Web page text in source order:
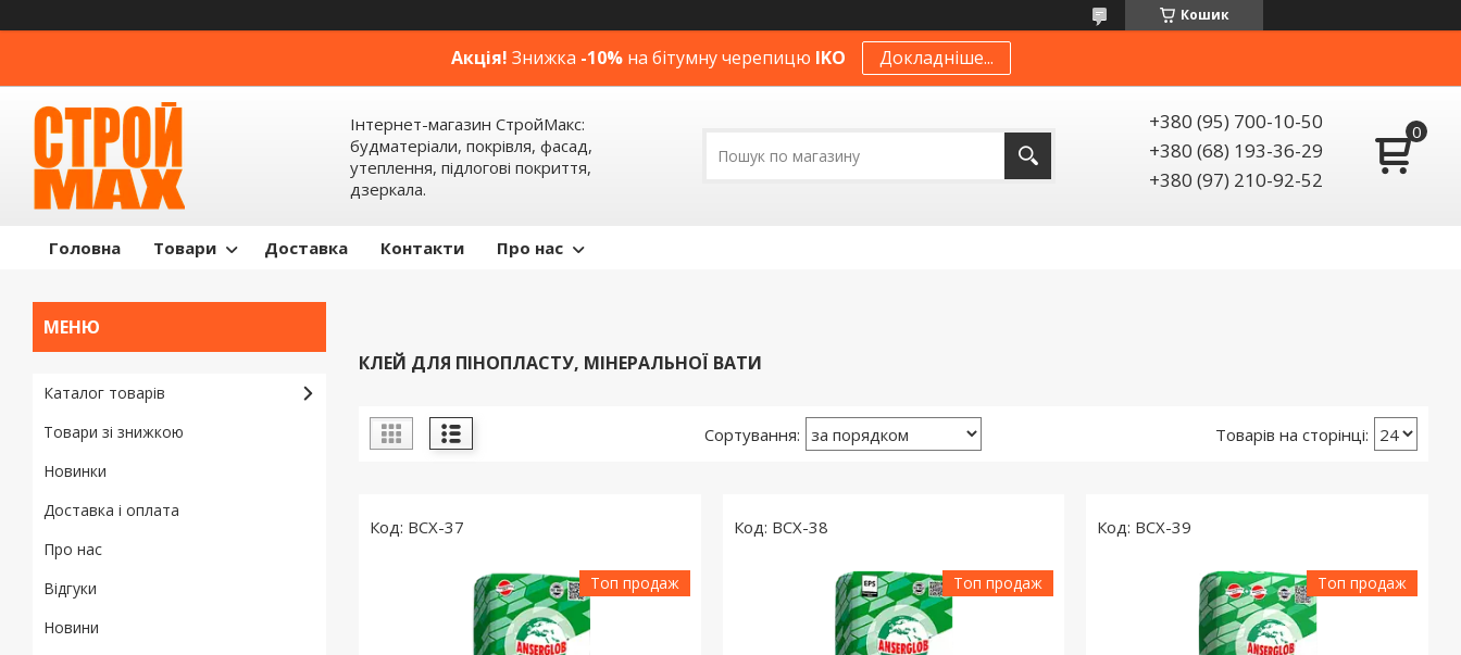
Кошик
Акція! Знижка -10%на бітумну черепицю IKO Докладніше...
Інтернет-магазин СтройМакс:
будматеріали, покрівля, фасад,
утеплення, підлогові покриття,
дзеркала.
+380 (95) 700-10-50
+380 (68) 193-36-29
+380 (97) 210-92-52
Головна Товари Доставка Контакти Про нас
КЛЕЙ ДЛЯ ПІНОПЛАСТУ, МІНЕРАЛЬНОЇ ВАТИ
BCX-37
Топ продаж
BCX-38
Топ продаж
BCX-39
Топ продаж
Каталог товарів
Товари зі знижкою
Новинки
Доставка і оплата
Про нас
Відгуки
Новини